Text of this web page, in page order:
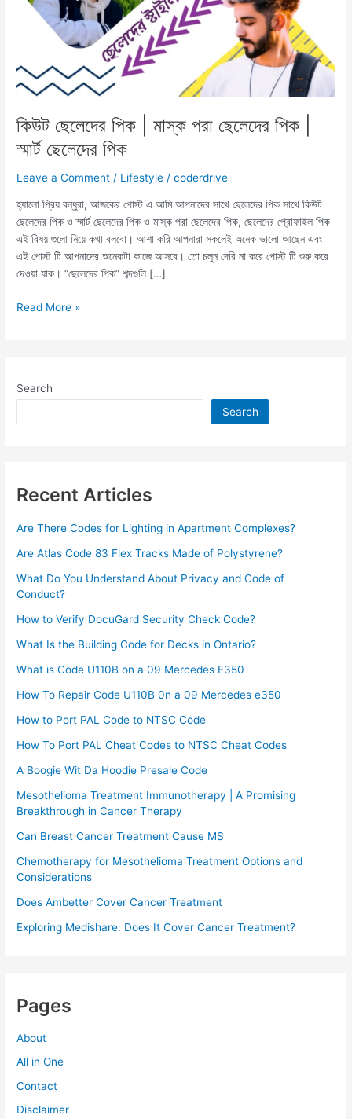
কিউট ছেলেদের পিক | মাস্ক পরা ছেলেদের পিক |
স্মার্ট ছেলেদের পিক
Leave a Comment / Lifestyle /coderdrive
হ্যালো প্রিয় বন্ধুরা, আজকের পোস্ট এ আমি আপনাদের সাথে ছেলেদের পিক সাথে কিউট
ছেলেদের পিক ও স্মার্ট ছেলেদের পিক ও মাস্ক পরা ছেলেদের পিক, ছেলেদের প্রোফাইল পিক
এই বিষয় গুলো নিয়ে কথা বলবো। আশা করি আপনারা সকলেই অনেক ভালো আছেন এবং
এই পোস্ট টি আপনাদের অনেকটা কাজে আসবে। তো চলুন দেরি না করে পোস্ট টি শুরু করে
দেওয়া যাক। “ছেলেদের পিক” শব্দগুলি […]
কিউট
পরা
পিক
পিক
Read More »
Search
Search
Recent Articles
Are There Codes for Lighting in Apartment Complexes?
Are Atlas Code 83 Flex Tracks Made of Polystyrene?
What Do You Understand About Privacy and Code of
Conduct?
How to Verify DocuGard Security Check Code?
What Is the Building Code for Decks in Ontario?
What is Code U110B on a 09 Mercedes E350
How To Repair Code U110B 0n a 09 Mercedes e350​
How to Port PAL Code to NTSC Code
How To Port PAL Cheat Codes to NTSC Cheat Codes
A Boogie Wit Da Hoodie Presale Code​
Mesothelioma Treatment Immunotherapy | A Promising
Breakthrough in Cancer Therapy
Can Breast Cancer Treatment Cause MS
Chemotherapy for Mesothelioma Treatment Options and
Considerations
Does Ambetter Cover Cancer Treatment
Exploring Medishare: Does It Cover Cancer Treatment?
Pages
About
All in One
Contact
Disclaimer